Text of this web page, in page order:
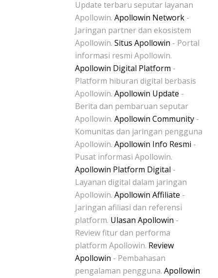
Update terbaru seputar layanan
Apollowin. Apollowin Network -
Jaringan partner dan ekosistem
Apollowin. Situs Apollowin - Portal
informasi resmi Apollowin.
Apollowin Digital Platform -
Platform hiburan digital berbasis
Apollowin. Apollowin Update -
Berita dan pembaruan seputar
Apollowin. Apollowin Community -
Komunitas dan jaringan pengguna
Apollowin. Apollowin Info Resmi -
Pusat informasi Apollowin.
Apollowin Platform Digital -
Layanan digital dalam jaringan
Apollowin. Apollowin Affiliate -
Jaringan afiliasi dan referensi
platform. Ulasan Apollowin -
Review fitur dan performa
platform Apollowin. Review
Apollowin - Pembahasan
pengalaman pengguna. Apollowin